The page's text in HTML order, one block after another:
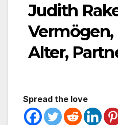
Judith
Vermögen,
Alter,
Spread the love